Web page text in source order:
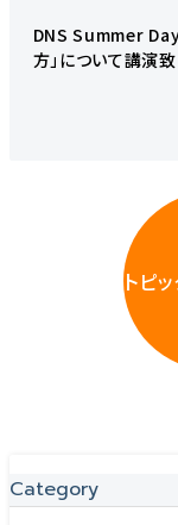
DNS Summer
方」について講演致
トピ
Category